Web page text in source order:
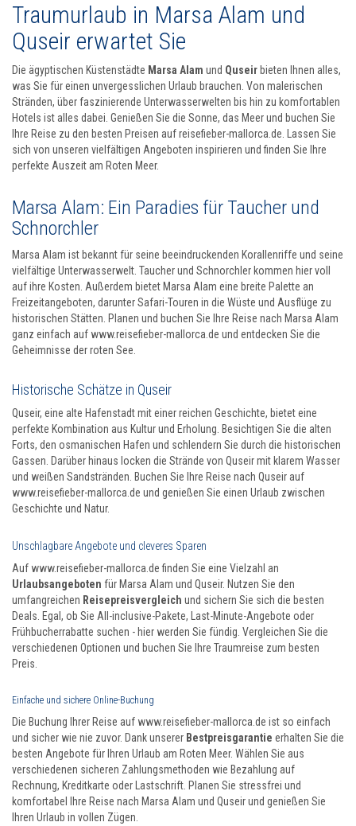
Traumurlaub in Marsa Alam und
Quseir erwartet Sie
Die ägyptischen Küstenstädte Marsa Alam und Quseir bieten Ihnen alles,
was Sie für einen unvergesslichen Urlaub brauchen. Von malerischen
Stränden, über faszinierende Unterwasserwelten bis hin zu komfortablen
Hotels ist alles dabei. Genießen Sie die Sonne, das Meer und buchen Sie
Ihre Reise zu den besten Preisen auf reisefieber-mallorca.de. Lassen Sie
sich von unseren vielfältigen Angeboten inspirieren und finden Sie Ihre
perfekte Auszeit am Roten Meer.
Marsa Alam: Ein Paradies für Taucher und
Schnorchler
Marsa Alam ist bekannt für seine beeindruckenden Korallenriffe und seine
vielfältige Unterwasserwelt. Taucher und Schnorchler kommen hier voll
auf ihre Kosten. Außerdem bietet Marsa Alam eine breite Palette an
Freizeitangeboten, darunter Safari-Touren in die Wüste und Ausflüge zu
historischen Stätten. Planen und buchen Sie Ihre Reise nach Marsa Alam
ganz einfach auf www.reisefieber-mallorca.de und entdecken Sie die
Geheimnisse der roten See.
Historische Schätze in Quseir
Quseir, eine alte Hafenstadt mit einer reichen Geschichte, bietet eine
perfekte Kombination aus Kultur und Erholung. Besichtigen Sie die alten
Forts, den osmanischen Hafen und schlendern Sie durch die historischen
Gassen. Darüber hinaus locken die Strände von Quseir mit klarem Wasser
und weißen Sandstränden. Buchen Sie Ihre Reise nach Quseir auf
www.reisefieber-mallorca.de und genießen Sie einen Urlaub zwischen
Geschichte und Natur.
Unschlagbare Angebote und cleveres Sparen
Auf www.reisefieber-mallorca.de finden Sie eine Vielzahl an
Urlaubsangeboten für Marsa Alam und Quseir. Nutzen Sie den
umfangreichen Reisepreisvergleich und sichern Sie sich die besten
Deals. Egal, ob Sie All-inclusive-Pakete, Last-Minute-Angebote oder
Frühbucherrabatte suchen - hier werden Sie fündig. Vergleichen Sie die
verschiedenen Optionen und buchen Sie Ihre Traumreise zum besten
Preis.
Einfache und sichere Online-Buchung
Die Buchung Ihrer Reise auf www.reisefieber-mallorca.de ist so einfach
und sicher wie nie zuvor. Dank unserer Bestpreisgarantie erhalten Sie die
besten Angebote für Ihren Urlaub am Roten Meer. Wählen Sie aus
verschiedenen sicheren Zahlungsmethoden wie Bezahlung auf
Rechnung, Kreditkarte oder Lastschrift. Planen Sie stressfrei und
komfortabel Ihre Reise nach Marsa Alam und Quseir und genießen Sie
Ihren Urlaub in vollen Zügen.